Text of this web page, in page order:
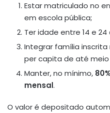
Estar matriculado no
em escola pública;
Ter idade entre 14 e 24
Integrar família inscrita
per capita de até meio
Manter, no mínimo,
mensal.
O valor é depositado